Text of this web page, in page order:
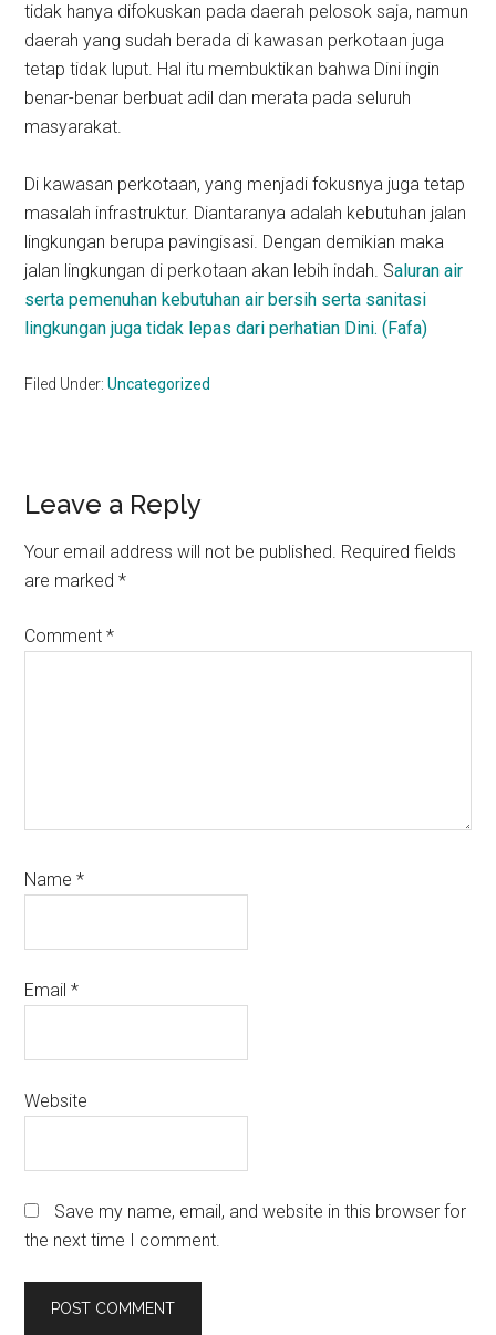
tidak hanya difokuskan pada daerah pelosok saja, namun
daerah yang sudah berada di kawasan perkotaan juga
tetap tidak luput. Hal itu membuktikan bahwa Dini ingin
benar-benar berbuat adil dan merata pada seluruh
masyarakat.
Di kawasan perkotaan, yang menjadi fokusnya juga tetap
masalah infrastruktur. Diantaranya adalah kebutuhan jalan
lingkungan berupa pavingisasi. Dengan demikian maka
jalan lingkungan di perkotaan akan lebih indah. Saluran air
serta pemenuhan kebutuhan air bersih serta sanitasi
lingkungan juga tidak lepas dari perhatian Dini. (Fafa)
Filed Under:Uncategorized
Reader
Interactions
Leave a Reply
Your email address will not be published. Required fields
are marked*
Comment*
Name*
Email*
Website
Save my name, email, and website in this browser for
the next time I comment.